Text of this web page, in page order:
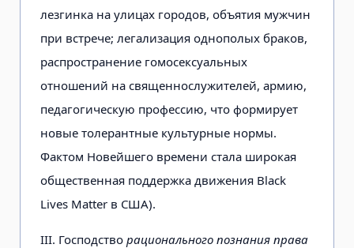
лезгинка на улицах городов, объятия мужчин
при встрече; легализация однополых браков,
распространение гомосексуальных
отношений на священнослужителей, армию,
педагогическую профессию, что формирует
новые толерантные культурные нормы.
Фактом Новейшего времени стала широкая
общественная поддержка движения Black
Lives Matter в США).
III. Господство рационального познания права